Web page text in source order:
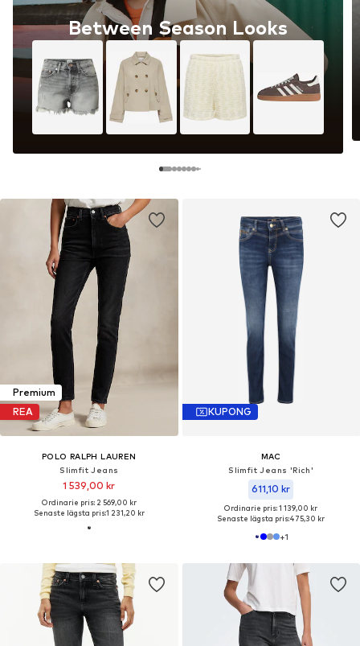
Between Season Looks
Premium
REA
POLO RALPH LAUREN
Slimfit Jeans
1 539,00 kr
Ordinarie pris: 2 569,00 kr
Senaste lägsta pris:1 231,20 kr
KUPONG
MAC
Slimfit Jeans 'Rich'
611,10 kr
Ordinarie pris: 1 139,00 kr
Senaste lägsta pris:475,30 kr
+1